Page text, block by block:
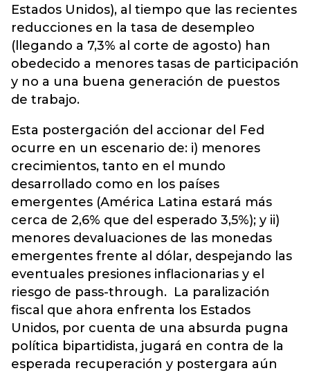
Estados Unidos), al tiempo que las recientes
reducciones en la tasa de desempleo
(llegando a 7,3% al corte de agosto) han
obedecido a menores tasas de participación
y no a una buena generación de puestos
de trabajo.
Esta postergación del accionar del Fed
ocurre en un escenario de: i) menores
crecimientos, tanto en el mundo
desarrollado como en los países
emergentes (América Latina estará más
cerca de 2,6% que del esperado 3,5%); y ii)
menores devaluaciones de las monedas
emergentes frente al dólar, despejando las
eventuales presiones inflacionarias y el
riesgo de pass-through. La paralización
fiscal que ahora enfrenta los Estados
Unidos, por cuenta de una absurda pugna
política bipartidista, jugará en contra de la
esperada recuperación y postergara aún